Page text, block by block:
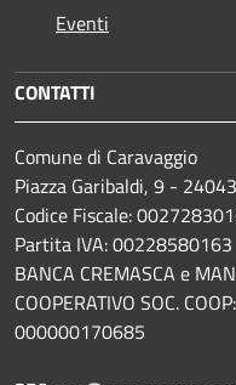
Eventi
CONTATTI
Comune di Caravaggio
Piazza Garibaldi, 9 -
Codice Fiscale:
Partita IVA: 00228580163
BANCA CREMASCA e
COOPERATIVO SOC.
000000170685